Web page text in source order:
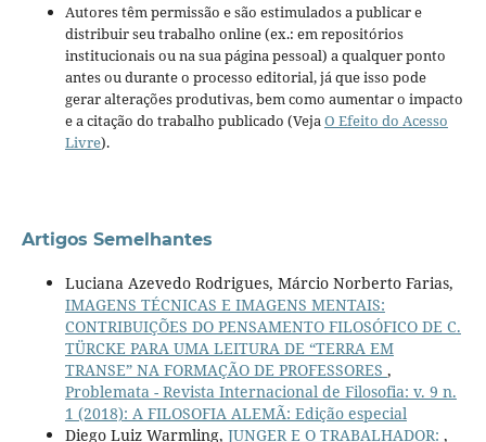
Autores têm permissão e são estimulados a publicar e
distribuir seu trabalho online (ex.: em repositórios
institucionais ou na sua página pessoal) a qualquer ponto
antes ou durante o processo editorial, já que isso pode
gerar alterações produtivas, bem como aumentar o impacto
e a citação do trabalho publicado (VejaO Efeito do Acesso
Livre).
Artigos Semelhantes
Luciana Azevedo Rodrigues, Márcio Norberto Farias,
IMAGENS TÉCNICAS E IMAGENS MENTAIS:
CONTRIBUIÇÕES DO PENSAMENTO FILOSÓFICO DE C.
TÜRCKE PARA UMA LEITURA DE “TERRA EM
TRANSE” NA FORMAÇÃO DE PROFESSORES ,
Problemata - Revista Internacional de Filosofia: v. 9 n.
1 (2018): A FILOSOFIA ALEMÃ: Edição especial
Diego Luiz Warmling, JUNGER E O TRABALHADOR: ,